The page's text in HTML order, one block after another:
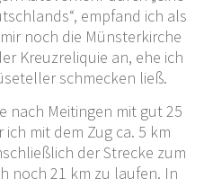
empfand ich als
noch die Münsterkirche
Kreuzreliquie an, ehe ich
schmecken ließ.
nach Meitingen mit gut 25
mit dem Zug ca. 5 km
der Strecke zum
noch 21 km zu laufen. In